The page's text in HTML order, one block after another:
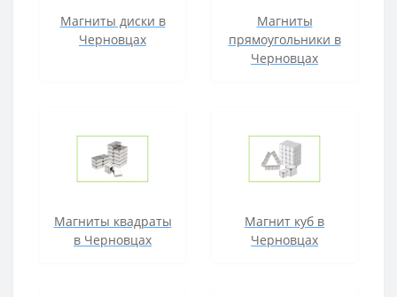
Магниты диски в
Черновцах
Магниты
прямоугольники в
Черновцах
Магниты квадраты
в Черновцах
Магнит куб в
Черновцах